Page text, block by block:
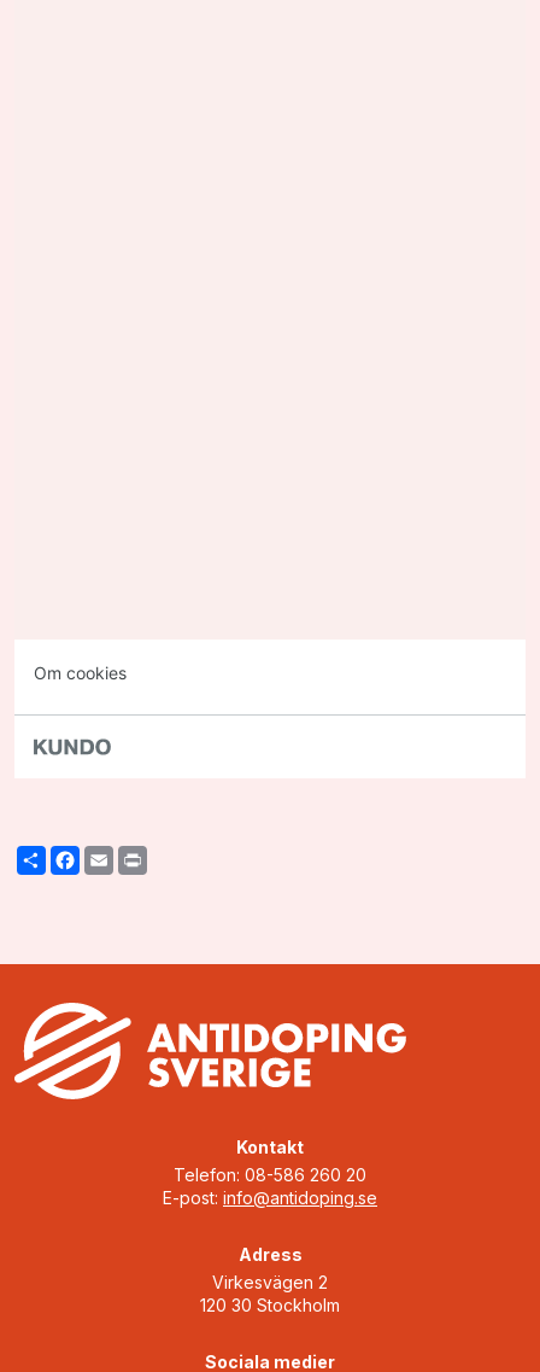
ShareFacebook
Email
Kontakt
Telefon: 08-586 260 20
E-post: info@antidoping.se
Adress
Virkesvägen 2
120 30 Stockholm
Sociala medier